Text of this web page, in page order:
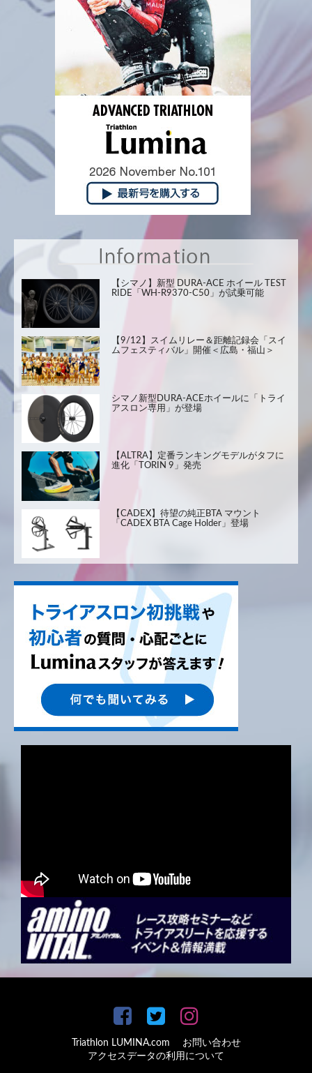
【シマノ】新型 DURA-ACE ホイール TEST
RIDE「WH-R9370-C50」が試乗可能
【9/12】スイムリレー＆距離記録会「スイ
ムフェスティバル」開催＜広島・福山＞
シマノ新型DURA-ACEホイールに「トライ
アスロン専用」が登場
【ALTRA】定番ランキングモデルがタフに
進化「TORIN 9」発売
【CADEX】待望の純正BTA マウント
「CADEX BTA Cage Holder」登場
Triathlon LUMINA.com
お問い合わせ
アクセスデータの利用について